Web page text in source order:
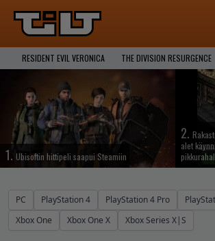
RESIDENT EVIL VERONICA THE DIVISION RESURGENCE
1. Ubisoftin hittipeli saapui Steamiin
2.
alet
PC PlayStation 4 PlayStation 4 Pro
Xbox One
Xbox One X Xbox Series X|S